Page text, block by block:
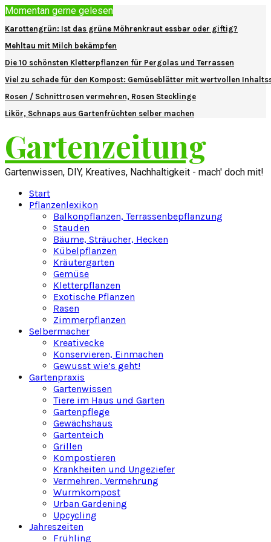
Momentan gerne gelesen
Karottengrün: Ist das grüne Möhrenkraut essbar oder giftig?
Mehltau mit Milch bekämpfen
Die 10 schönsten Kletterpflanzen für Pergolas und Terrassen
Viel zu schade für den Kompost: Gemüseblätter mit wertvollen
Rosen / Schnittrosen vermehren, Rosen Stecklinge
Likör, Schnaps aus Gartenfrüchten selber machen
Gartenzeitung
Gartenwissen, DIY, Kreatives, Nachhaltigkeit - mach' doch mit!
Start
Pflanzenlexikon
Balkonpflanzen, Terrassenbepflanzung
Stauden
Bäume, Sträucher, Hecken
Kübelpflanzen
Kräutergarten
Gemüse
Kletterpflanzen
Exotische Pflanzen
Rasen
Zimmerpflanzen
Selbermacher
Kreativecke
Konservieren, Einmachen
Gewusst wie’s geht!
Gartenpraxis
Gartenwissen
Tiere im Haus und Garten
Gartenpflege
Gewächshaus
Gartenteich
Grillen
Kompostieren
Krankheiten und Ungeziefer
Vermehren, Vermehrung
Wurmkompost
Urban Gardening
Upcycling
Jahreszeiten
Frühling